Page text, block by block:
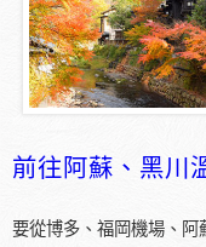
前往阿蘇、黑川
要從博多、福岡機場、阿